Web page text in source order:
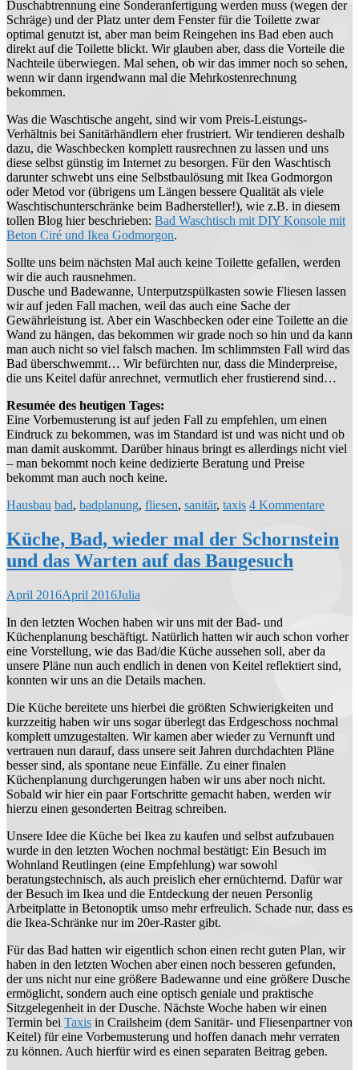
Duschabtrennung eine Sonderanfertigung werden muss (wegen der
Schräge) und der Platz unter dem Fenster für die Toilette zwar
optimal genutzt ist, aber man beim Reingehen ins Bad eben auch
direkt auf die Toilette blickt. Wir glauben aber, dass die Vorteile die
Nachteile überwiegen. Mal sehen, ob wir das immer noch so sehen,
wenn wir dann irgendwann mal die Mehrkostenrechnung
bekommen.
Was die Waschtische angeht, sind wir vom Preis-Leistungs-
Verhältnis bei Sanitärhändlern eher frustriert. Wir tendieren deshalb
dazu, die Waschbecken komplett rausrechnen zu lassen und uns
diese selbst günstig im Internet zu besorgen. Für den Waschtisch
darunter schwebt uns eine Selbstbaulösung mit Ikea Godmorgon
oder Metod vor (übrigens um Längen bessere Qualität als viele
Waschtischunterschränke beim Badhersteller!), wie z.B. in diesem
tollen Blog hier beschrieben: Bad Waschtisch mit DIY Konsole mit
Beton Ciré und Ikea Godmorgon.
Sollte uns beim nächsten Mal auch keine Toilette gefallen, werden
wir die auch rausnehmen.
Dusche und Badewanne, Unterputzspülkasten sowie Fliesen lassen
wir auf jeden Fall machen, weil das auch eine Sache der
Gewährleistung ist. Aber ein Waschbecken oder eine Toilette an die
Wand zu hängen, das bekommen wir grade noch so hin und da kann
man auch nicht so viel falsch machen. Im schlimmsten Fall wird das
Bad überschwemmt… Wir befürchten nur, dass die Minderpreise,
die uns Keitel dafür anrechnet, vermutlich eher frustierend sind…
Resumée des heutigen Tages:
Eine Vorbemusterung ist auf jeden Fall zu empfehlen, um einen
Eindruck zu bekommen, was im Standard ist und was nicht und ob
man damit auskommt. Darüber hinaus bringt es allerdings nicht viel
– man bekommt noch keine dedizierte Beratung und Preise
bekommt man auch noch keine.
Hausbau bad, badplanung, fliesen, sanitär, taxis 4 Kommentare
Küche, Bad, wieder mal der Schornstein
und das Warten auf das Baugesuch
April 2016April 2016Julia
In den letzten Wochen haben wir uns mit der Bad- und
Küchenplanung beschäftigt. Natürlich hatten wir auch schon vorher
eine Vorstellung, wie das Bad/die Küche aussehen soll, aber da
unsere Pläne nun auch endlich in denen von Keitel reflektiert sind,
konnten wir uns an die Details machen.
Die Küche bereitete uns hierbei die größten Schwierigkeiten und
kurzzeitig haben wir uns sogar überlegt das Erdgeschoss nochmal
komplett umzugestalten. Wir kamen aber wieder zu Vernunft und
vertrauen nun darauf, dass unsere seit Jahren durchdachten Pläne
besser sind, als spontane neue Einfälle. Zu einer finalen
Küchenplanung durchgerungen haben wir uns aber noch nicht.
Sobald wir hier ein paar Fortschritte gemacht haben, werden wir
hierzu einen gesonderten Beitrag schreiben.
Unsere Idee die Küche bei Ikea zu kaufen und selbst aufzubauen
wurde in den letzten Wochen nochmal bestätigt: Ein Besuch im
Wohnland Reutlingen (eine Empfehlung) war sowohl
beratungstechnisch, als auch preislich eher ernüchternd. Dafür war
der Besuch im Ikea und die Entdeckung der neuen Personlig
Arbeitplatte in Betonoptik umso mehr erfreulich. Schade nur, dass es
die Ikea-Schränke nur im 20er-Raster gibt.
Für das Bad hatten wir eigentlich schon einen recht guten Plan, wir
haben in den letzten Wochen aber einen noch besseren gefunden,
der uns nicht nur eine größere Badewanne und eine größere Dusche
ermöglicht, sondern auch eine optisch geniale und praktische
Sitzgelegenheit in der Dusche. Nächste Woche haben wir einen
Termin bei Taxis in Crailsheim (dem Sanitär- und Fliesenpartner von
Keitel) für eine Vorbemusterung und hoffen danach mehr verraten
zu können. Auch hierfür wird es einen separaten Beitrag geben.